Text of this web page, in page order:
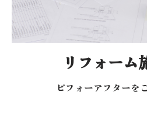
リフォーム
ビフォーアフターを